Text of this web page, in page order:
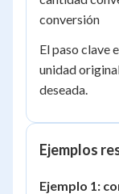
conversión
El paso clave
unidad
deseada.
Ejemplos
Ejemplo 1: